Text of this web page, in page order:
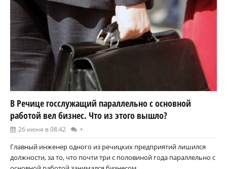
В Речице госслужащий параллельно с основной
работой вел бизнес. Что из этого вышло?
26 июня в 08:42 +
Главный инженер одного из речицких предприятий лишился
должности, за то, что почти три с половиной года параллельно с